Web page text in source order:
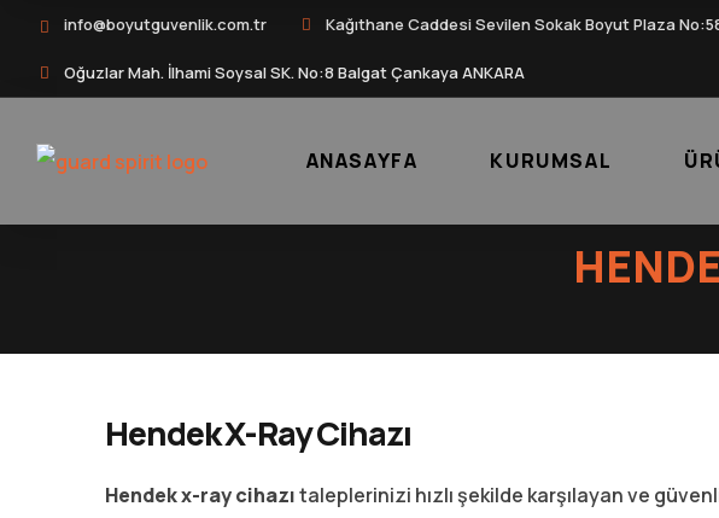
info@boyutguvenlik.com.tr Kağıthane Caddesi Sevilen Sokak Boyut Plaza
Oğuzlar Mah. İlhami Soysal SK. No:8 Balgat Çankaya ANKARA
ANASAYFA KURUMSAL
Hendek X-Ray Cihazı
Hendek x-ray cihazıtaleplerinizi hızlı şekilde karşılayan ve